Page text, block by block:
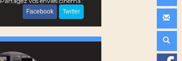
Facebook Twitter